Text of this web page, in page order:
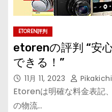
ETOREN評判
etorenの評判 “安
できる！”
11月 11, 2023
Etorenは明確な料金表記
の物流…